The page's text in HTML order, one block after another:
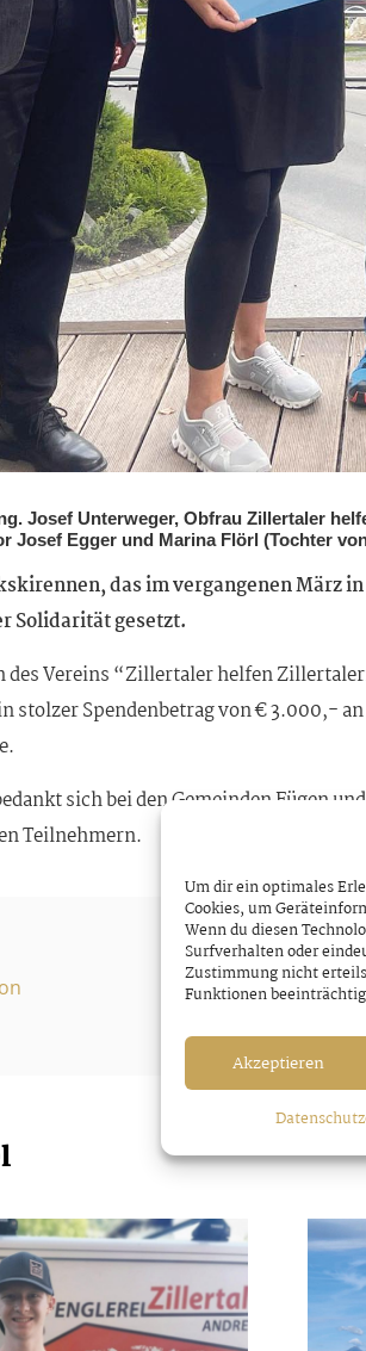
Um dir ein optimales
Cookies, um
Wenn du diesen
Surfverhalten oder
Zustimmung nicht
Funktionen
Akzeptieren
Josef Unterweger, Obfrau Zillertaler
Josef Egger und Marina Flörl (Tochter
das im vergangenen März
Solidarität gesetzt.
des Vereins “Zillertaler helfen
stolzer Spendenbetrag von € 3.000,- an
sich bei den Gemeinden Fügen
Teilnehmern.